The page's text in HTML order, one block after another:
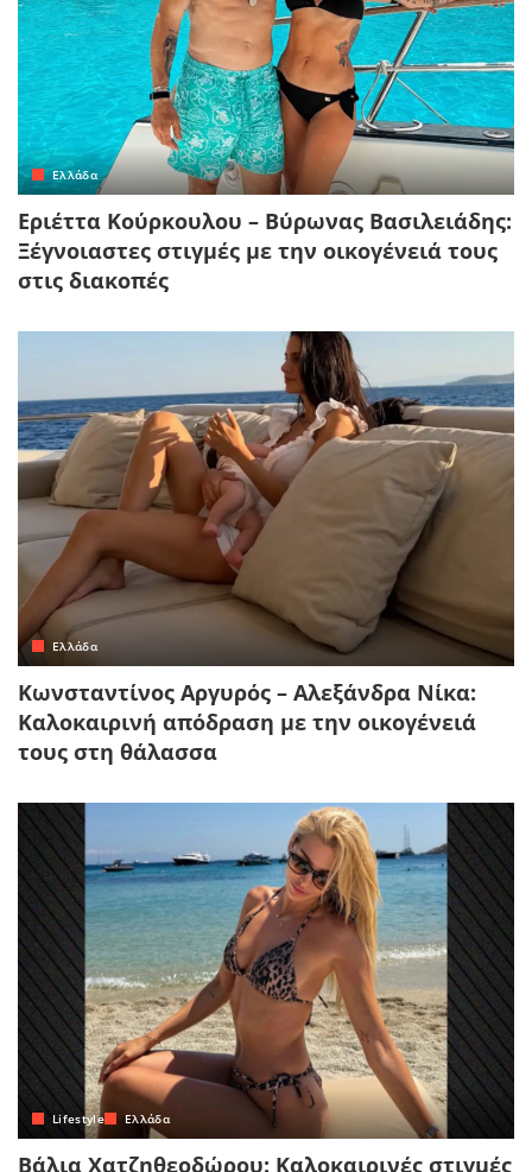
Ελλάδα
Εριέττα Κούρκουλου – Βύρωνας Βασιλειάδης:
Ξέγνοιαστες στιγμές με την οικογένειά τους
στις διακοπές
Ελλάδα
Κωνσταντίνος Αργυρός – Αλεξάνδρα Νίκα:
Καλοκαιρινή απόδραση με την οικογένειά
τους στη θάλασσα
Lifestyle Ελλάδα
Βάλια Χατζηθεοδώρου: Καλοκαιρινές στιγμές